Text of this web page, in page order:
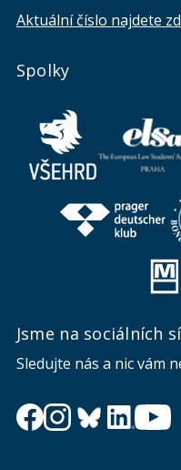
Aktuální číslo najdete
Spolky
Jsme na sociálních
Sledujte nás a nic vám